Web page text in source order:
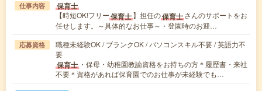
仕事内容 保育士
【時短OK!フリー保育士】担任の保育士さんのサポートをお
任せします。～具体的なお仕事～・登園時のお迎…
応募資格
職種未経験OK / ブランクOK / パソコンスキル不要 / 英語力不
要
保育士 ・保母・幼稚園教諭資格をお持ちの方＊履歴書・来社
不要＊資格があれば保育園でのお仕事が未経験でも…